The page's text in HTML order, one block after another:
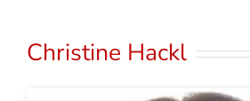
Christine Hackl